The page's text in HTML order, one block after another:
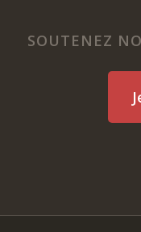
SOUTENEZ